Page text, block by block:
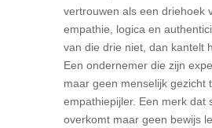
vertrouwen als een driehoek
empathie, logica en
van die drie niet, dan kantelt
Een ondernemer die zijn
maar geen menselijk gezicht
empathiepijler. Een merk dat
overkomt maar geen bewijs